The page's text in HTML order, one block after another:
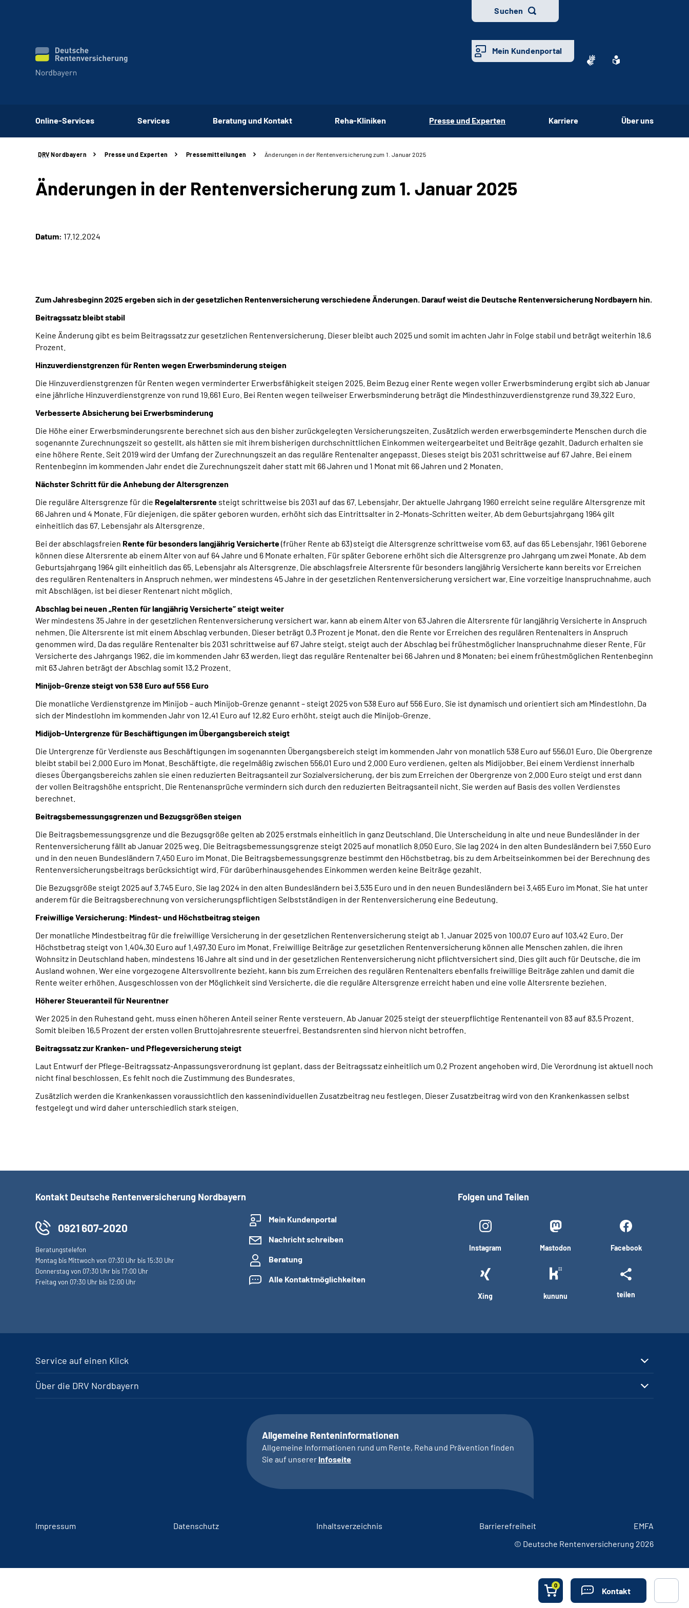
Suchen
Mein Kundenportal
Online-Services Services Beratung und Kontakt Reha-Kliniken Presse und Experten Karriere Über uns
DRV Nordbayern Presse und Experten Pressemitteilungen Änderungen in der Rentenversicherung zum 1. Januar 2025
Änderungen in der Rentenversicherung zum 1. Januar 2025
Datum: 17.12.2024
Zum Jahresbeginn 2025 ergeben sich in der gesetzlichen Rentenversicherung verschiedene Änderungen. Darauf weist die Deutsche Rentenversicherung Nordbayern hin.
Beitragssatz bleibt stabil
Keine Änderung gibt es beim Beitragssatz zur gesetzlichen Rentenversicherung. Dieser bleibt auch 2025 und somit im achten Jahr in Folge stabil und beträgt weiterhin 18,6
Prozent.
Hinzuverdienstgrenzen für Renten wegen Erwerbsminderung steigen
Die Hinzuverdienstgrenzen für Renten wegen verminderter Erwerbsfähigkeit steigen 2025. Beim Bezug einer Rente wegen voller Erwerbsminderung ergibt sich ab Januar
eine jährliche Hinzuverdienstgrenze von rund 19.661 Euro. Bei Renten wegen teilweiser Erwerbsminderung beträgt die Mindesthinzuverdienstgrenze rund 39.322 Euro.
Verbesserte Absicherung bei Erwerbsminderung
Die Höhe einer Erwerbsminderungsrente berechnet sich aus den bisher zurückgelegten Versicherungszeiten. Zusätzlich werden erwerbsgeminderte Menschen durch die
sogenannte Zurechnungszeit so gestellt, als hätten sie mit ihrem bisherigen durchschnittlichen Einkommen weitergearbeitet und Beiträge gezahlt. Dadurch erhalten sie
eine höhere Rente. Seit 2019 wird der Umfang der Zurechnungszeit an das reguläre Rentenalter angepasst. Dieses steigt bis 2031 schrittweise auf 67 Jahre. Bei einem
Rentenbeginn im kommenden Jahr endet die Zurechnungszeit daher statt mit 66 Jahren und 1 Monat mit 66 Jahren und 2 Monaten.
Nächster Schritt für die Anhebung der Altersgrenzen
Die reguläre Altersgrenze für die Regelaltersrente steigt schrittweise bis 2031 auf das 67. Lebensjahr. Der aktuelle Jahrgang 1960 erreicht seine reguläre Altersgrenze mit
66 Jahren und 4 Monate. Für diejenigen, die später geboren wurden, erhöht sich das Eintrittsalter in 2-Monats-Schritten weiter. Ab dem Geburtsjahrgang 1964 gilt
einheitlich das 67. Lebensjahr als Altersgrenze.
Bei der abschlagsfreien Rente für besonders langjährig Versicherte(früher Rente ab 63) steigt die Altersgrenze schrittweise vom 63. auf das 65 Lebensjahr. 1961 Geborene
können diese Altersrente ab einem Alter von auf 64 Jahre und 6 Monate erhalten. Für später Geborene erhöht sich die Altersgrenze pro Jahrgang um zwei Monate. Ab dem
Geburtsjahrgang 1964 gilt einheitlich das 65. Lebensjahr als Altersgrenze. Die abschlagsfreie Altersrente für besonders langjährig Versicherte kann bereits vor Erreichen
des regulären Rentenalters in Anspruch nehmen, wer mindestens 45 Jahre in der gesetzlichen Rentenversicherung versichert war. Eine vorzeitige Inanspruchnahme, auch
mit Abschlägen, ist bei dieser Rentenart nicht möglich.
Abschlag bei neuen „Renten für langjährig Versicherte“ steigt weiter
Wer mindestens 35 Jahre in der gesetzlichen Rentenversicherung versichert war, kann ab einem Alter von 63 Jahren die Altersrente für langjährig Versicherte in Anspruch
nehmen. Die Altersrente ist mit einem Abschlag verbunden. Dieser beträgt 0,3 Prozent je Monat, den die Rente vor Erreichen des regulären Rentenalters in Anspruch
genommen wird. Da das reguläre Rentenalter bis 2031 schrittweise auf 67 Jahre steigt, steigt auch der Abschlag bei frühestmöglicher Inanspruchnahme dieser Rente. Für
Versicherte des Jahrgangs 1962, die im kommenden Jahr 63 werden, liegt das reguläre Rentenalter bei 66 Jahren und 8 Monaten; bei einem frühestmöglichen Rentenbeginn
mit 63 Jahren beträgt der Abschlag somit 13,2 Prozent.
Minijob-Grenze steigt von 538 Euro auf 556 Euro
Die monatliche Verdienstgrenze im Minijob – auch Minijob-Grenze genannt – steigt 2025 von 538 Euro auf 556 Euro. Sie ist dynamisch und orientiert sich am Mindestlohn. Da
sich der Mindestlohn im kommenden Jahr von 12,41 Euro auf 12,82 Euro erhöht, steigt auch die Minijob-Grenze.
Midijob-Untergrenze für Beschäftigungen im Übergangsbereich steigt
Die Untergrenze für Verdienste aus Beschäftigungen im sogenannten Übergangsbereich steigt im kommenden Jahr von monatlich 538 Euro auf 556,01 Euro. Die Obergrenze
bleibt stabil bei 2.000 Euro im Monat. Beschäftigte, die regelmäßig zwischen 556,01 Euro und 2.000 Euro verdienen, gelten als Midijobber. Bei einem Verdienst innerhalb
dieses Übergangsbereichs zahlen sie einen reduzierten Beitragsanteil zur Sozialversicherung, der bis zum Erreichen der Obergrenze von 2.000 Euro steigt und erst dann
der vollen Beitragshöhe entspricht. Die Rentenansprüche vermindern sich durch den reduzierten Beitragsanteil nicht. Sie werden auf Basis des vollen Verdienstes
berechnet.
Beitragsbemessungsgrenzen und Bezugsgrößen steigen
Die Beitragsbemessungsgrenze und die Bezugsgröße gelten ab 2025 erstmals einheitlich in ganz Deutschland. Die Unterscheidung in alte und neue Bundesländer in der
Rentenversicherung fällt ab Januar 2025 weg. Die Beitragsbemessungsgrenze steigt 2025 auf monatlich 8.050 Euro. Sie lag 2024 in den alten Bundesländern bei 7.550 Euro
und in den neuen Bundesländern 7.450 Euro im Monat. Die Beitragsbemessungsgrenze bestimmt den Höchstbetrag, bis zu dem Arbeitseinkommen bei der Berechnung des
Rentenversicherungsbeitrags berücksichtigt wird. Für darüberhinausgehendes Einkommen werden keine Beiträge gezahlt.
Die Bezugsgröße steigt 2025 auf 3.745 Euro. Sie lag 2024 in den alten Bundesländern bei 3.535 Euro und in den neuen Bundesländern bei 3.465 Euro im Monat. Sie hat unter
anderem für die Beitragsberechnung von versicherungspflichtigen Selbstständigen in der Rentenversicherung eine Bedeutung.
Freiwillige Versicherung: Mindest- und Höchstbeitrag steigen
Der monatliche Mindestbeitrag für die freiwillige Versicherung in der gesetzlichen Rentenversicherung steigt ab 1. Januar 2025 von 100,07 Euro auf 103,42 Euro. Der
Höchstbetrag steigt von 1.404,30 Euro auf 1.497,30 Euro im Monat. Freiwillige Beiträge zur gesetzlichen Rentenversicherung können alle Menschen zahlen, die ihren
Wohnsitz in Deutschland haben, mindestens 16 Jahre alt sind und in der gesetzlichen Rentenversicherung nicht pflichtversichert sind. Dies gilt auch für Deutsche, die im
Ausland wohnen. Wer eine vorgezogene Altersvollrente bezieht, kann bis zum Erreichen des regulären Rentenalters ebenfalls freiwillige Beiträge zahlen und damit die
Rente weiter erhöhen. Ausgeschlossen von der Möglichkeit sind Versicherte, die die reguläre Altersgrenze erreicht haben und eine volle Altersrente beziehen.
Höherer Steueranteil für Neurentner
Wer 2025 in den Ruhestand geht, muss einen höheren Anteil seiner Rente versteuern. Ab Januar 2025 steigt der steuerpflichtige Rentenanteil von 83 auf 83,5 Prozent.
Somit bleiben 16,5 Prozent der ersten vollen Bruttojahresrente steuerfrei. Bestandsrenten sind hiervon nicht betroffen.
Beitragssatz zur Kranken- und Pflegeversicherung steigt
Laut Entwurf der Pflege-Beitragssatz-Anpassungsverordnung ist geplant, dass der Beitragssatz einheitlich um 0,2 Prozent angehoben wird. Die Verordnung ist aktuell noch
nicht final beschlossen. Es fehlt noch die Zustimmung des Bundesrates.
Zusätzlich werden die Krankenkassen voraussichtlich den kassenindividuellen Zusatzbeitrag neu festlegen. Dieser Zusatzbeitrag wird von den Krankenkassen selbst
festgelegt und wird daher unterschiedlich stark steigen.
0
Kontakt
Kontakt Deutsche Rentenversicherung Nordbayern
0921 607-2020
Beratungstelefon
Montag bis Mittwoch von 07:30 Uhr bis 15:30 Uhr
Donnerstag von 07:30 Uhr bis 17:00 Uhr
Freitag von 07:30 Uhr bis 12:00 Uhr
Mein Kundenportal
Nachricht schreiben
Beratung
Alle Kontaktmöglichkeiten
Folgen und Teilen
Instagram Mastodon Facebook
Xing kununu teilen
Service auf einen Klick
Über die DRV Nordbayern
Allgemeine Renteninformationen
Allgemeine Informationen rund um Rente, Reha und Prävention finden
Sie auf unserer Infoseite
Impressum Datenschutz Inhaltsverzeichnis Barrierefreiheit
EMFA
© Deutsche Rentenversicherung 2026